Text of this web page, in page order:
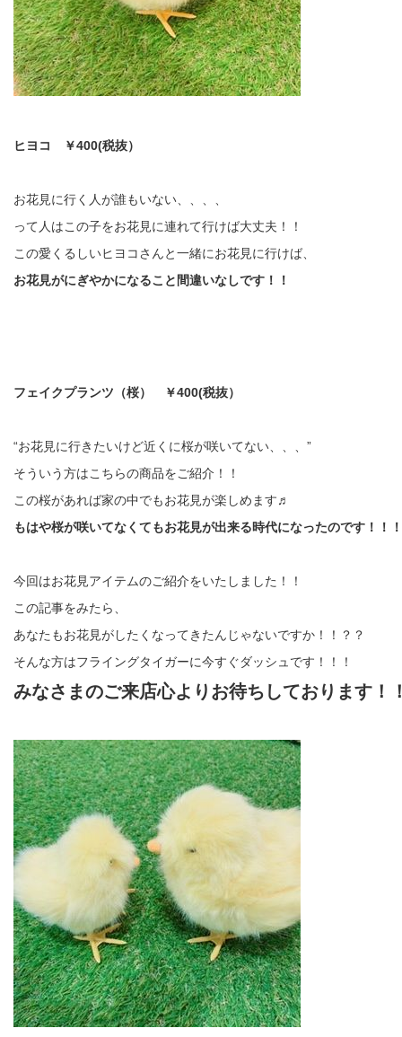
ヒヨコ ￥400(税抜）
お花見に行く人が誰もいない、、、、
って人はこの子をお花見に連れて行けば大丈夫！！
この愛くるしいヒヨコさんと一緒にお花見に行けば、
お花見がにぎやかになること間違いなしです！！
フェイクプランツ（桜） ￥400(税抜）
“お花見に行きたいけど近くに桜が咲いてない、、、”
そういう方はこちらの商品をご紹介！！
この桜があれば家の中でもお花見が楽しめます♬
もはや桜が咲いてなくてもお花見が出来る時代になったのです！！
今回はお花見アイテムのご紹介をいたしました！！
この記事をみたら、
あなたもお花見がしたくなってきたんじゃないですか！！？？
そんな方はフライングタイガーに今すぐダッシュです！！！
みなさまのご来店心よりお待ちしております！